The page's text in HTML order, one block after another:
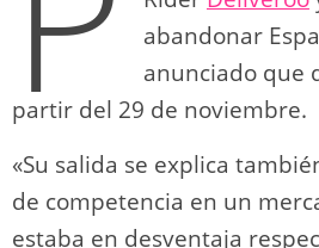
abandonar
anunciado que
partir del 29 de noviembre.
«Su salida se explica
de competencia en un
estaba en desventaja